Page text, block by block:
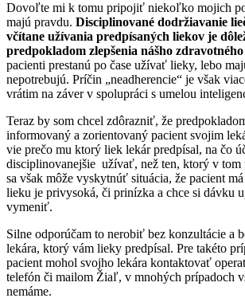
Dovoľte mi k tomu pripojiť niekoľko mojich
majú pravdu. Disciplinované dodržiavanie
včítane užívania predpísaných liekov je
predpokladom zlepšenia nášho
pacienti prestanú po čase užívať lieky, lebo
nepotrebujú. Príčin „neadherencie“ je však
vrátim na záver v spolupráci s umelou
Teraz by som chcel zdôrazniť, že
informovaný a zorientovaný pacient svojim
vie prečo mu ktorý liek lekár predpísal, na čo
disciplinovanejšie užívať, než ten, ktorý v tom
sa však môže vyskytnúť situácia, že pacient
lieku je privysoká, či prinízka a chce si dávku
vymeniť.
Silne odporúčam to nerobiť bez konzultácie a
lekára, ktorý vám lieky predpísal. Pre takéto
pacient mohol svojho lekára kontaktovať
telefón či mailom Žiaľ, v mnohých prípadoch
nemáme.